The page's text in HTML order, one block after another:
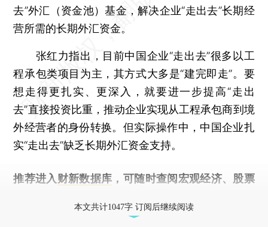
去”外汇（资金池）基金，解决企业“走出去”长期经
营所需的长期外汇资金。
张红力指出，目前中国企业“走出去”很多以工
程承包类项目为主，其方式大多是“建完即走”。要
想走得更扎实、更深入，就要进一步提高“走出
去”直接投资比重，推动企业实现从工程承包商到境
外经营者的身份转换。但实际操作中，中国企业扎
实“走出去”缺乏长期外汇资金支持。
推荐进入 财新数据库 ，可随时查阅宏观经济、股票
本文共计1047字 订阅后继续阅读